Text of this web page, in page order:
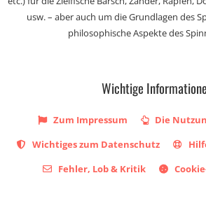
usw. – aber auch um die Grundlagen des
philosophische Aspekte des
Wichtige
Zum Impressum
Die
Wichtiges zum Datenschutz
Fehler, Lob & Kritik